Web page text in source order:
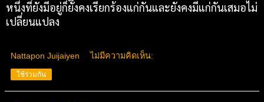
หนึ่งที่ยังมีอยู่ก็ยังคงเรียกร้องแก่กันและยังคงมีแก่กันเสมอไม่
เปลี่ยนแปลง
Nattapon Juijaiyen ไม่มีความคิดเห็น:
ใช้ร่วมกัน